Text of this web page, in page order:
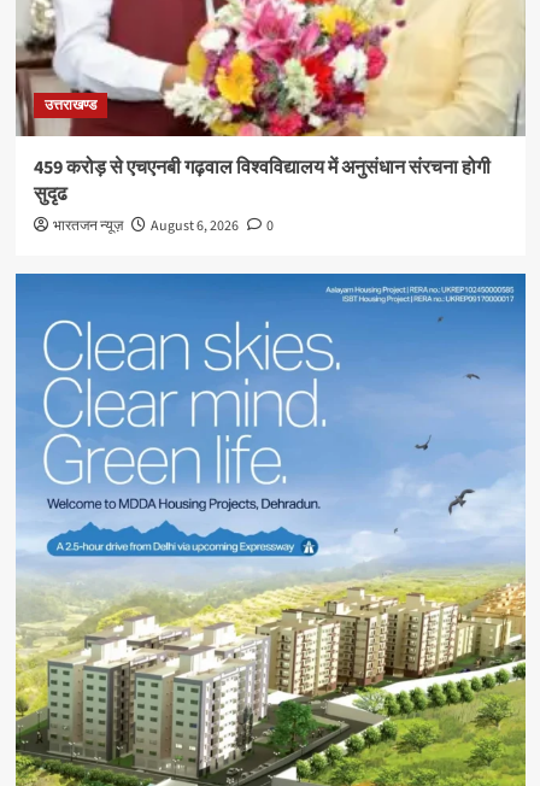
उत्तराखण्ड
459 करोड़ से एचएनबी गढ़वाल विश्वविद्यालय में अनुसंधान संरचना होगी
सुदृढ
भारतजन न्यूज़ August 6, 2026 0